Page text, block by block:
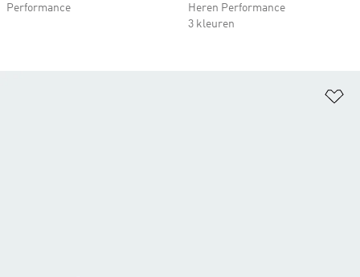
Performance
Heren Performance
3 kleuren